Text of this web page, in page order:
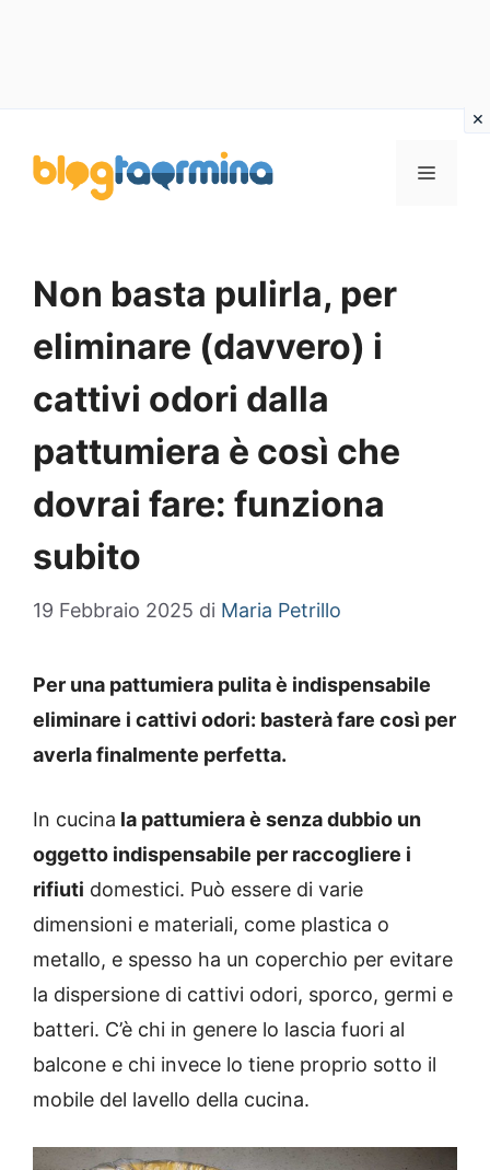
contenuto
MENU
Non basta pulirla, per
eliminare (davvero) i
cattivi odori dalla
pattumiera è così che
dovrai fare: funziona
subito
19 Febbraio 2025 di Maria Petrillo
Per una pattumiera pulita è indispensabile
eliminare i cattivi odori: basterà fare così per
averla finalmente perfetta.
In cucina la pattumiera è senza dubbio un
oggetto indispensabile per raccogliere i
rifiuti domestici. Può essere di varie
dimensioni e materiali, come plastica o
metallo, e spesso ha un coperchio per evitare
la dispersione di cattivi odori, sporco, germi e
batteri. C’è chi in genere lo lascia fuori al
balcone e chi invece lo tiene proprio sotto il
mobile del lavello della cucina.